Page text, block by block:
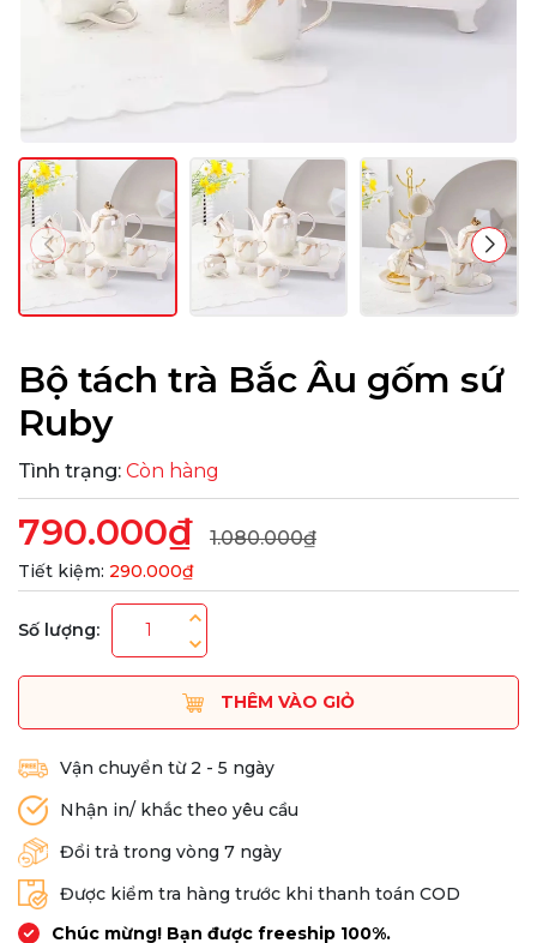
Bộ tách trà Bắc Âu gốm sứ
Ruby
Tình trạng: Còn hàng
790.000₫ 1.080.000₫
Tiết kiệm: 290.000₫
Số lượng:
THÊM VÀO GIỎ
Vận chuyển từ 2 - 5 ngày
Nhận in/ khắc theo yêu cầu
Đổi trả trong vòng 7 ngày
Được kiểm tra hàng trước khi thanh toán COD
Chúc mừng! Bạn được freeship 100%.